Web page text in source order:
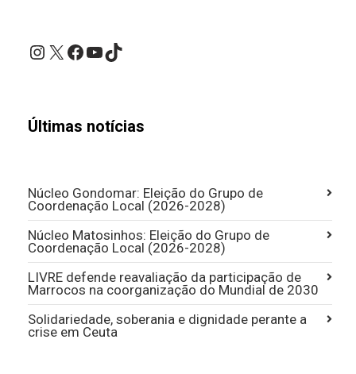
Instagram
X Facebook
YouTube
Últimas notícias
Núcleo Gondomar: Eleição do Grupo de
Coordenação Local (2026-2028)
Núcleo Matosinhos: Eleição do Grupo de
Coordenação Local (2026-2028)
LIVRE defende reavaliação da participação de
Marrocos na coorganização do Mundial de 2030
Solidariedade, soberania e dignidade perante a
crise em Ceuta